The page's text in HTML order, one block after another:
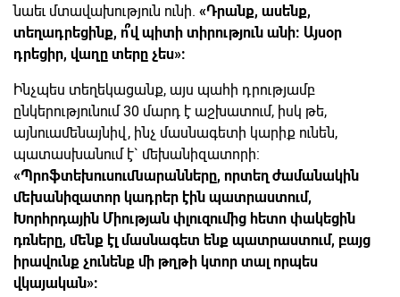
նաեւ մտավախություն ունի. «Դրանք, ասենք,
տեղադրեցինք, ո՞վ պիտի տիրություն անի: Այսօր
դրեցիր, վաղը տերը չես»:
Ինչպես տեղեկացանք, այս պահի դրությամբ
ընկերությունում 30 մարդ է աշխատում, իսկ թե,
այնուամենայնիվ, ինչ մասնագետի կարիք ունեն,
պատասխանում է` մեխանիզատորի:
«Պրոֆտեխուսումնարանները, որտեղ ժամանակին
մեխանիզատոր կադրեր էին պատրաստում,
Խորհրդային Միության փլուզումից հետո փակեցին
դռները, մենք էլ մասնագետ ենք պատրաստում, բայց
իրավունք չունենք մի թղթի կտոր տալ որպես
վկայական»: